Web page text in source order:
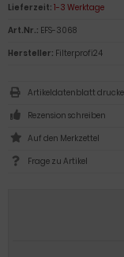
Lieferzeit: 1-3 Werktage
Art.Nr.: EFS-3068
Hersteller: Filterprofi24
Artikeldatenblatt
Rezension schreiben
Frage zu Artikel